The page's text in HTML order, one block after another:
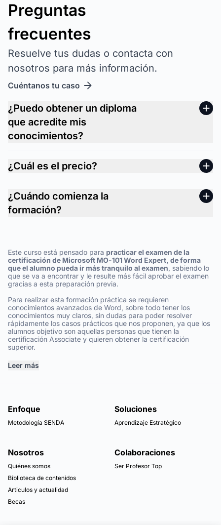
Preguntas
frecuentes
Resuelve tus dudas o contacta con
nosotros para más información.
Cuéntanos tu caso
¿Puedo obtener un diploma
que acredite mis
conocimientos?
¿Cuál es el precio?
¿Cuándo comienza la
formación?
Este curso está pensado para practicar el examen de la
certificación de Microsoft MO-101 Word Expert, de forma
que el alumno pueda ir más tranquilo al examen, sabiendo lo
que se va a encontrar y le resulte más fácil aprobar el examen
gracias a esta preparación previa.
Para realizar esta formación práctica se requieren
conocimientos avanzados de Word, sobre todo tener los
conocimientos muy claros, sin dudas para poder resolver
rápidamente los casos prácticos que nos proponen, ya que los
alumnos objetivo son aquellas personas que tienen la
certificación Associate y quieren obtener la certificación
superior.
Leer más
Enfoque
Metodología SENDA
Soluciones
Aprendizaje Estratégico
Nosotros
Quiénes somos
Biblioteca de contenidos
Articulos y actualidad
Becas
Colaboraciones
Ser Profesor Top